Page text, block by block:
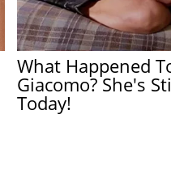
What Happened
Giacomo? She's
Today!